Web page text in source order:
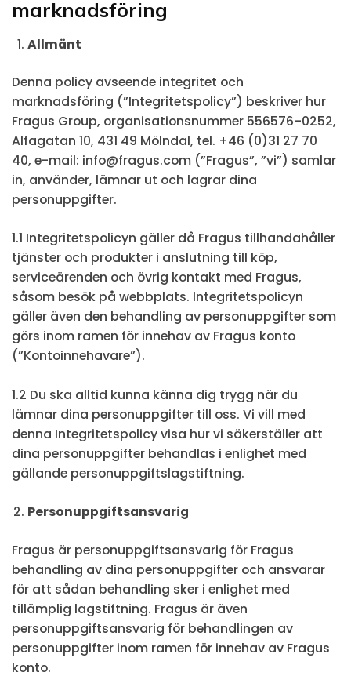
marknadsföring
Allmänt
Denna policy avseende integritet och
marknadsföring (”Integritetspolicy”) beskriver hur
Fragus Group, organisationsnummer 556576–0252,
Alfagatan 10, 431 49 Mölndal, tel. +46 (0)31 27 70
40, e-mail: info@fragus.com (”Fragus”, ”vi”) samlar
in, använder, lämnar ut och lagrar dina
personuppgifter.
1.1 Integritetspolicyn gäller då Fragus tillhandahåller
tjänster och produkter i anslutning till köp,
serviceärenden och övrig kontakt med Fragus,
såsom besök på webbplats. Integritetspolicyn
gäller även den behandling av personuppgifter som
görs inom ramen för innehav av Fragus konto
(”Kontoinnehavare”).
1.2 Du ska alltid kunna känna dig trygg när du
lämnar dina personuppgifter till oss. Vi vill med
denna Integritetspolicy visa hur vi säkerställer att
dina personuppgifter behandlas i enlighet med
gällande personuppgiftslagstiftning.
Personuppgiftsansvarig
Fragus är personuppgiftsansvarig för Fragus
behandling av dina personuppgifter och ansvarar
för att sådan behandling sker i enlighet med
tillämplig lagstiftning. Fragus är även
personuppgiftsansvarig för behandlingen av
personuppgifter inom ramen för innehav av Fragus
konto.